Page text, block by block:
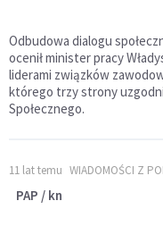
Odbudowa dialogu
ocenił minister pracy
liderami związków
którego trzy strony
Społecznego.
11 lat temu WIADOMOŚCI Z
PAP / kn